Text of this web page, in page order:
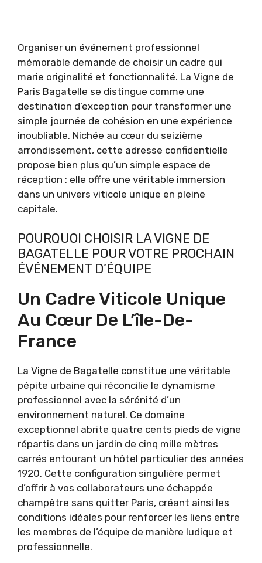
Organiser un événement professionnel
mémorable demande de choisir un cadre qui
marie originalité et fonctionnalité. La Vigne de
Paris Bagatelle se distingue comme une
destination d’exception pour transformer une
simple journée de cohésion en une expérience
inoubliable. Nichée au cœur du seizième
arrondissement, cette adresse confidentielle
propose bien plus qu’un simple espace de
réception : elle offre une véritable immersion
dans un univers viticole unique en pleine
capitale.
POURQUOI CHOISIR LA VIGNE DE
BAGATELLE POUR VOTRE PROCHAIN
ÉVÉNEMENT D’ÉQUIPE
Un Cadre Viticole Unique
Au Cœur De L’île-De-
France
La Vigne de Bagatelle constitue une véritable
pépite urbaine qui réconcilie le dynamisme
professionnel avec la sérénité d’un
environnement naturel. Ce domaine
exceptionnel abrite quatre cents pieds de vigne
répartis dans un jardin de cinq mille mètres
carrés entourant un hôtel particulier des années
1920. Cette configuration singulière permet
d’offrir à vos collaborateurs une échappée
champêtre sans quitter Paris, créant ainsi les
conditions idéales pour renforcer les liens entre
les membres de l’équipe de manière ludique et
professionnelle.